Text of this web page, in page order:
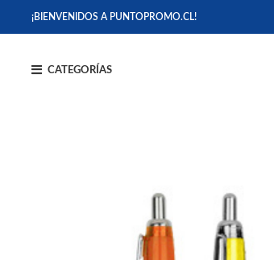
¡BIENVENIDOS A PUNTOPROMO.CL!
CATEGORÍAS